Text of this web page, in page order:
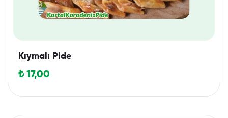
Kıymalı Pide
₺17,00